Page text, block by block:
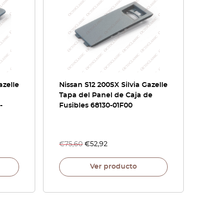
Nissan S12 200SX Silvia Gazelle
Tapa del Panel de Caja de
Fusibles 68130-01F00
€75,60 €52,92
Ver producto